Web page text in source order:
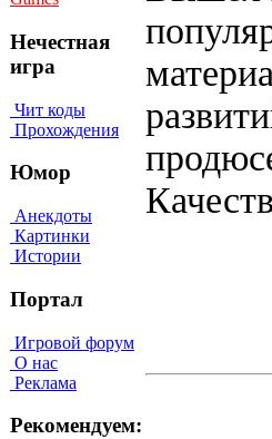
Нечестная
игра
Чит коды
Прохождения
Юмор
Анекдоты
Картинки
Истории
Портал
Игровой форум
О нас
Реклама
Рекомендуем: